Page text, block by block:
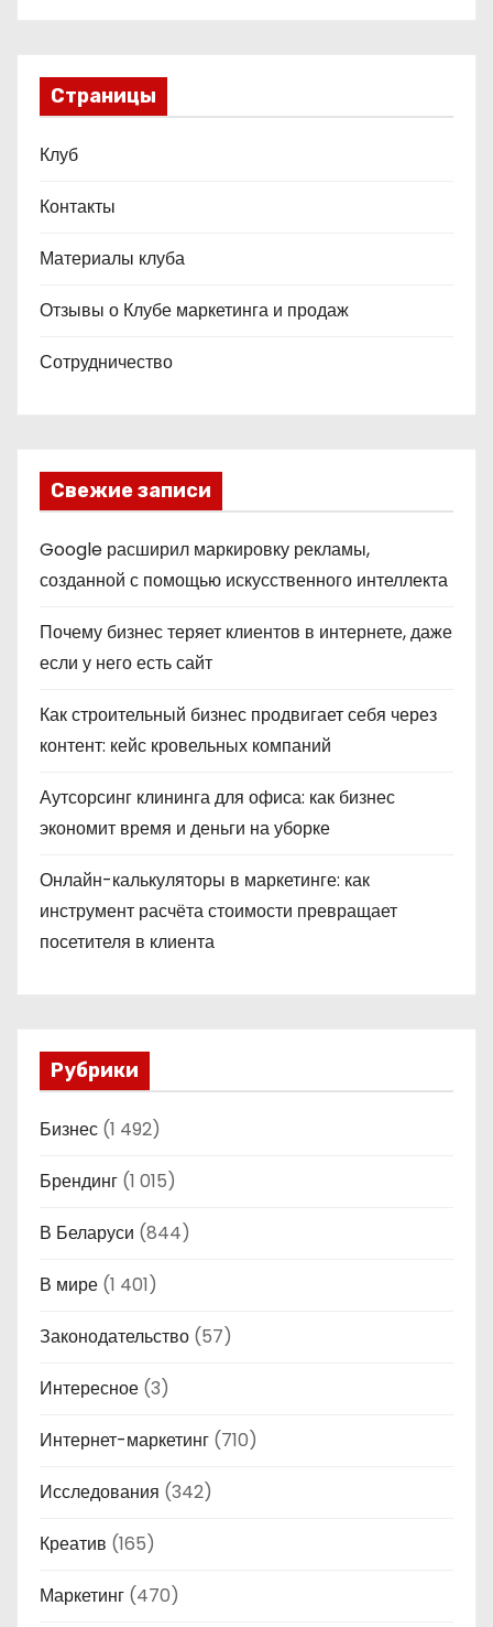
Страницы
Клуб
Контакты
Материалы клуба
Отзывы о Клубе маркетинга и продаж
Сотрудничество
Свежие записи
Google расширил маркировку рекламы,
созданной с помощью искусственного интеллекта
Почему бизнес теряет клиентов в интернете, даже
если у него есть сайт
Как строительный бизнес продвигает себя через
контент: кейс кровельных компаний
Аутсорсинг клининга для офиса: как бизнес
экономит время и деньги на уборке
Онлайн-калькуляторы в маркетинге: как
инструмент расчёта стоимости превращает
посетителя в клиента
Рубрики
Бизнес (1 492)
Брендинг (1 015)
В Беларуси (844)
В мире (1 401)
Законодательство (57)
Интересное (3)
Интернет-маркетинг (710)
Исследования (342)
Креатив (165)
Маркетинг (470)